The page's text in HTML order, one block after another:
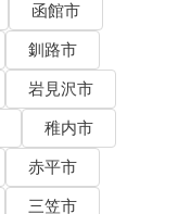
函館市
釧路市
岩見沢市
稚内市
赤平市
三笠市